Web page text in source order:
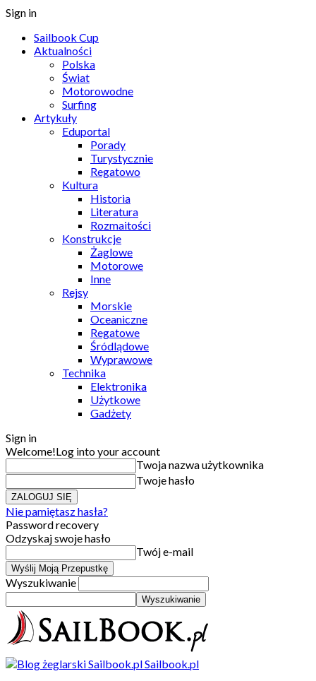
Sign in
Sailbook Cup
Aktualności
Polska
Świat
Motorowodne
Surfing
Artykuły
Eduportal
Porady
Turystycznie
Regatowo
Kultura
Historia
Literatura
Rozmaitości
Konstrukcje
Żaglowe
Motorowe
Inne
Rejsy
Morskie
Oceaniczne
Regatowe
Śródlądowe
Wyprawowe
Technika
Elektronika
Użytkowe
Gadżety
Sign in
Welcome!Log into your account
Twoja nazwa użytkownika
Twoje hasło
Nie pamiętasz hasła?
Password recovery
Odzyskaj swoje hasło
Twój e-mail
Wyszukiwanie
Sailbook.pl